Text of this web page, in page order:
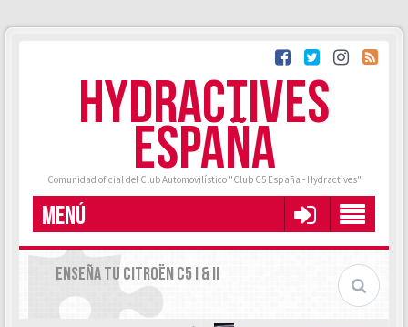
HYDRACTIVES
ESPAÑA
Comunidad oficial del Club Automovilístico "Club C5 España - Hydractives"
MENÚ
ENSEÑA TU CITROËN C5 I & II